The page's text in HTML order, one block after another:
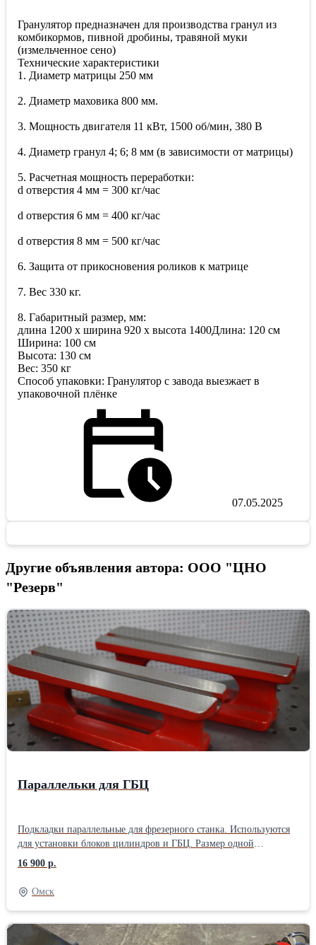
Гранулятор предназначен для производства гранул из
комбикормов, пивной дробины, травяной муки
(измельченное сено)
Технические характеристики
1. Диаметр матрицы 250 мм
2. Диаметр маховика 800 мм.
3. Мощность двигателя 11 кВт, 1500 об/мин, 380 В
4. Диаметр гранул 4; 6; 8 мм (в зависимости от матрицы)
5. Расчетная мощность переработки:
d отверстия 4 мм = 300 кг/час
d отверстия 6 мм = 400 кг/час
d отверстия 8 мм = 500 кг/час
6. Защита от прикосновения роликов к матрице
7. Вес 330 кг.
8. Габаритный размер, мм:
длина 1200 х ширина 920 х высота 1400Длина: 120 см
Ширина: 100 см
Высота: 130 см
Вес: 350 кг
Способ упаковки: Гранулятор с завода выезжает в
упаковочной плёнке
07.05.2025
Другие объявления автора: ООО "ЦНО
"Резерв"
Параллельки для ГБЦ
Подкладки параллельные для фрезерного станка. Используются
для установки блоков цилиндров и ГБЦ. Размер одной
параллельки: 0,4х0,1х0,12 м. Масса одной параллельки: 12 кг.
Материал изготовления: чугун
16 900 р.
Омск